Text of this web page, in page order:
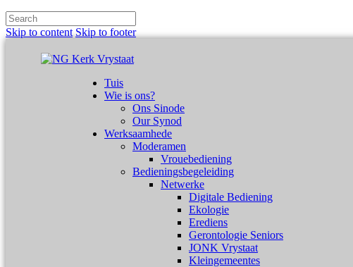
Skip to content Skip to footer
Tuis
Wie is ons?
Ons Sinode
Our Synod
Werksaamhede
Moderamen
Vrouebediening
Bedieningsbegeleiding
Netwerke
Digitale Bediening
Ekologie
Erediens
Gerontologie Seniors
JONK Vrystaat
Kleingemeentes